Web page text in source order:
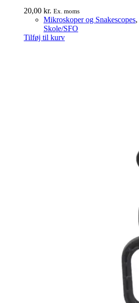
20,00 kr. Ex. moms
Mikroskoper og Snakescopes,
Skole/SFO
Tilføj til kurv